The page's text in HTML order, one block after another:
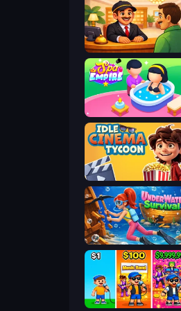
Spa Empire
Idle Cinema Tycoon
Underwater Survival
Music Band